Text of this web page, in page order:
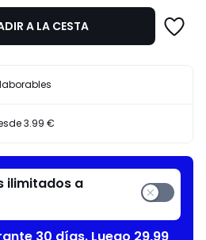
A LA CESTA
3.99 €
ilimitados a